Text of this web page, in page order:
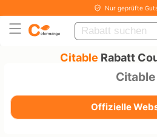
Nur geprüfte
Citable Rabatt
Citable
Offizielle